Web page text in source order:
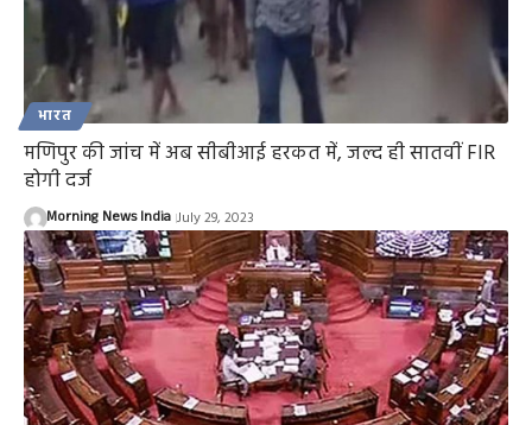
भारत
मणिपुर की जांच में अब सीबीआई हरकत में, जल्द ही सातवीं FIR
होगी दर्ज
Morning News India July 29, 2023